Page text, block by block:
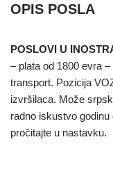
OPIS POSLA
POSLOVI U
– plata od 1800 evra
transport. Pozicija
izvršilaca. Može
radno iskustvo
pročitajte u nastavku.